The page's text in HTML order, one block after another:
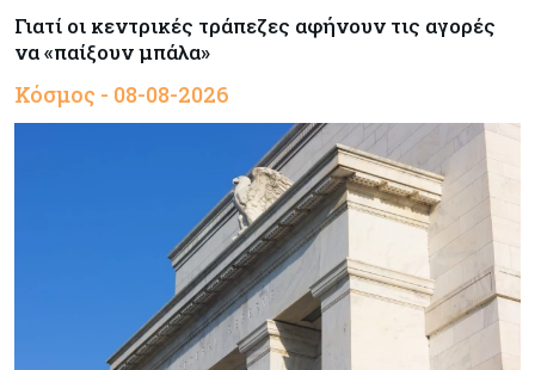
Γιατί οι κεντρικές τράπεζες αφήνουν τις αγορές
να «παίξουν μπάλα»
Κόσμος - 08-08-2026